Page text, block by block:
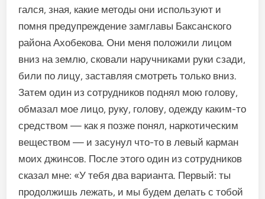
гался, зная, какие методы они ис­пользуют и
помня предупрежде­ние замглавы Баксанского
райо­на Ахобекова. Они меня положи­ли лицом
вниз на землю, сковали наручниками руки сзади,
били по лицу, заставляя смотреть только вниз.
Затем один из сотрудни­ков поднял мою голову,
обмазал мое лицо, руку, голову, одежду каким-то
средством — как я поз­же понял, наркотическим
веще­ством — и засунул что-то в ле­вый карман
моих джинсов. По­сле этого один из сотрудников
сказал мне: «У тебя два вариан­та. Первый: ты
продолжишь ле­жать, и мы будем делать с тобой